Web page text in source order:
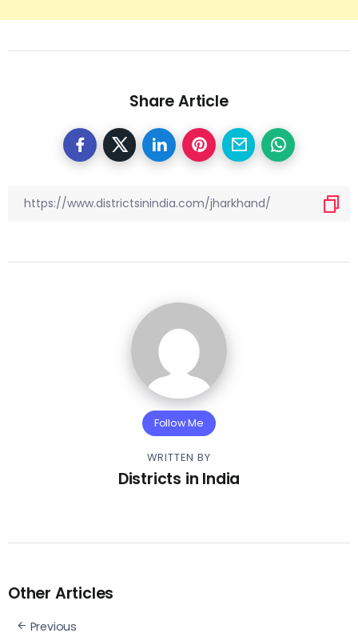
Share Article
Follow Me
WRITTEN BY
Districts in India
Other Articles
Previous